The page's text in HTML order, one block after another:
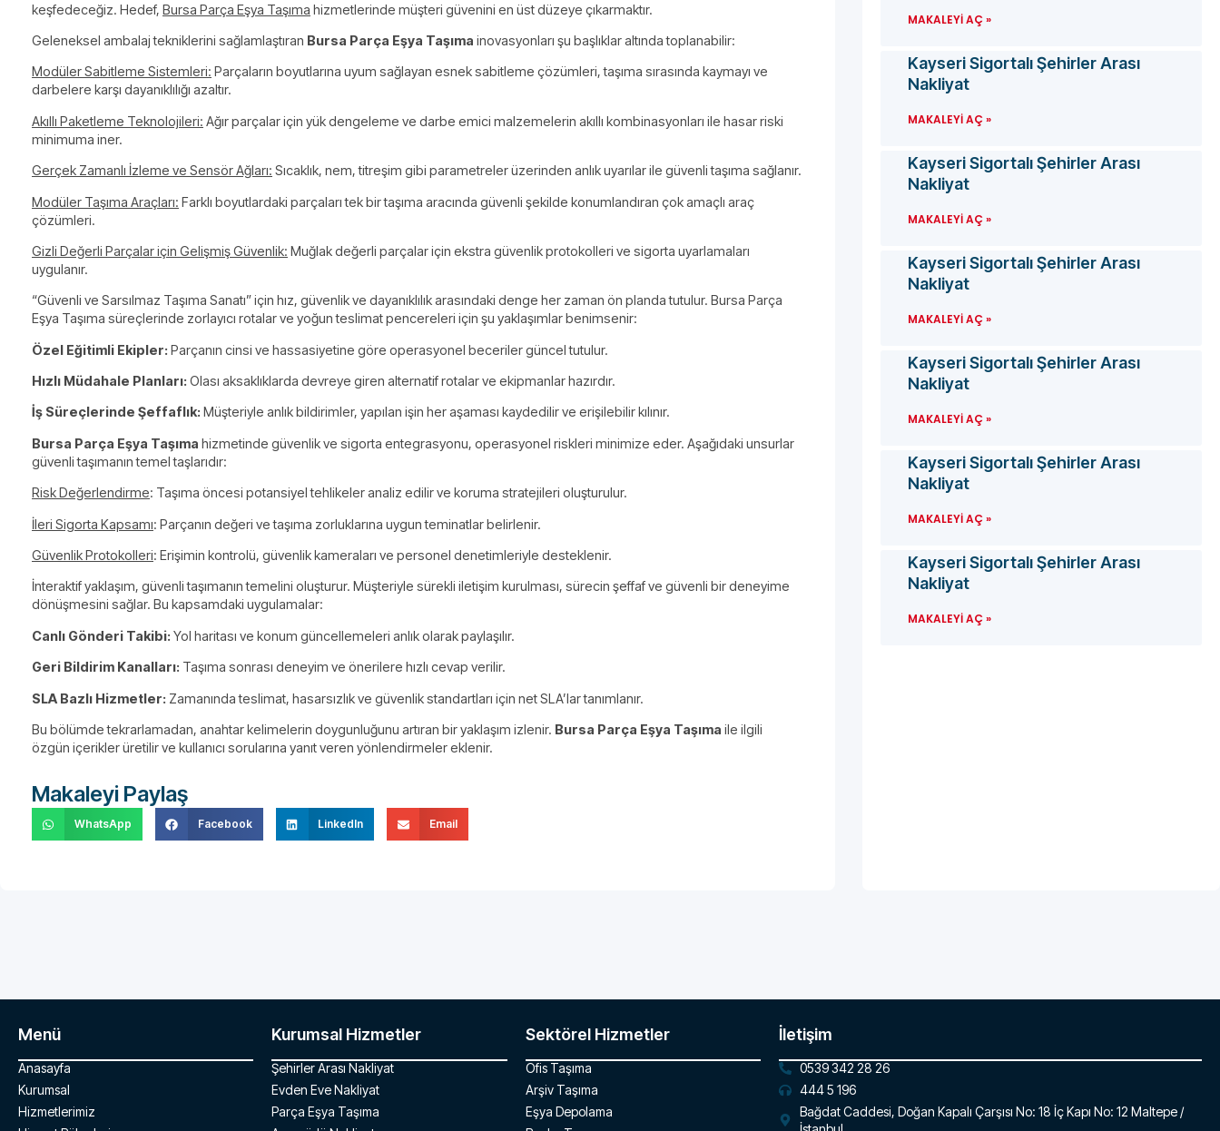
keşfedeceğiz. Hedef, Bursa Parça Eşya Taşıma hizmetlerinde müşteri güvenini en üst düzeye çıkarmaktır.
Geleneksel ambalaj tekniklerini sağlamlaştıran Bursa Parça Eşya Taşıma inovasyonları şu başlıklar altında toplanabilir:
Modüler Sabitleme Sistemleri: Parçaların boyutlarına uyum sağlayan esnek sabitleme çözümleri, taşıma sırasında kaymayı ve
darbelere karşı dayanıklılığı azaltır.
Akıllı Paketleme Teknolojileri: Ağır parçalar için yük dengeleme ve darbe emici malzemelerin akıllı kombinasyonları ile hasar riski
minimuma iner.
Gerçek Zamanlı İzleme ve Sensör Ağları: Sıcaklık, nem, titreşim gibi parametreler üzerinden anlık uyarılar ile güvenli taşıma sağlanır.
Modüler Taşıma Araçları: Farklı boyutlardaki parçaları tek bir taşıma aracında güvenli şekilde konumlandıran çok amaçlı araç
çözümleri.
Gizli Değerli Parçalar için Gelişmiş Güvenlik: Muğlak değerli parçalar için ekstra güvenlik protokolleri ve sigorta uyarlamaları
uygulanır.
“Güvenli ve Sarsılmaz Taşıma Sanatı” için hız, güvenlik ve dayanıklılık arasındaki denge her zaman ön planda tutulur. Bursa Parça
Eşya Taşıma süreçlerinde zorlayıcı rotalar ve yoğun teslimat pencereleri için şu yaklaşımlar benimsenir:
Özel Eğitimli Ekipler: Parçanın cinsi ve hassasiyetine göre operasyonel beceriler güncel tutulur.
Hızlı Müdahale Planları: Olası aksaklıklarda devreye giren alternatif rotalar ve ekipmanlar hazırdır.
İş Süreçlerinde Şeffaflık: Müşteriyle anlık bildirimler, yapılan işin her aşaması kaydedilir ve erişilebilir kılınır.
Bursa Parça Eşya Taşıma hizmetinde güvenlik ve sigorta entegrasyonu, operasyonel riskleri minimize eder. Aşağıdaki unsurlar
güvenli taşımanın temel taşlarıdır:
Risk Değerlendirme: Taşıma öncesi potansiyel tehlikeler analiz edilir ve koruma stratejileri oluşturulur.
İleri Sigorta Kapsamı: Parçanın değeri ve taşıma zorluklarına uygun teminatlar belirlenir.
Güvenlik Protokolleri: Erişimin kontrolü, güvenlik kameraları ve personel denetimleriyle desteklenir.
İnteraktif yaklaşım, güvenli taşımanın temelini oluşturur. Müşteriyle sürekli iletişim kurulması, sürecin şeffaf ve güvenli bir deneyime
dönüşmesini sağlar. Bu kapsamdaki uygulamalar:
Canlı Gönderi Takibi: Yol haritası ve konum güncellemeleri anlık olarak paylaşılır.
Geri Bildirim Kanalları: Taşıma sonrası deneyim ve önerilere hızlı cevap verilir.
SLA Bazlı Hizmetler: Zamanında teslimat, hasarsızlık ve güvenlik standartları için net SLA’lar tanımlanır.
Bu bölümde tekrarlamadan, anahtar kelimelerin doygunluğunu artıran bir yaklaşım izlenir. Bursa Parça Eşya Taşıma ile ilgili
özgün içerikler üretilir ve kullanıcı sorularına yanıt veren yönlendirmeler eklenir.
Makaleyi Paylaş
WhatsApp Facebook LinkedIn Email
MAKALEYI AÇ »
Kayseri Sigortalı Şehirler Arası
Nakliyat
MAKALEYI AÇ »
Kayseri Sigortalı Şehirler Arası
Nakliyat
MAKALEYI AÇ »
Kayseri Sigortalı Şehirler Arası
Nakliyat
MAKALEYI AÇ »
Kayseri Sigortalı Şehirler Arası
Nakliyat
MAKALEYI AÇ »
Kayseri Sigortalı Şehirler Arası
Nakliyat
MAKALEYI AÇ »
Kayseri Sigortalı Şehirler Arası
Nakliyat
MAKALEYI AÇ »
Menü
Anasayfa
Kurumsal
Hizmetlerimiz
Kurumsal Hizmetler
Şehirler Arası Nakliyat
Evden Eve Nakliyat
Parça Eşya Taşıma
Sektörel Hizmetler
Ofis Taşıma
Arşiv Taşıma
Eşya Depolama
İletişim
0539 342 28 26
444 5 196
Bağdat Caddesi, Doğan Kapalı Çarşısı No: 18 İç Kapı No: 12 Maltepe /